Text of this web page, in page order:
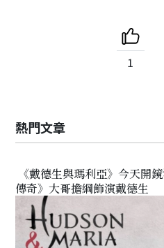
1
熱門文章
《戴德生與瑪利亞》今天開
傳奇》大哥擔綱飾演戴德生